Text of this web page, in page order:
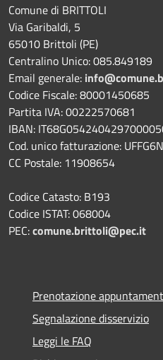
Comune di BRITTOLI
Via Garibaldi, 5
65010 Brittoli (PE)
Centralino Unico: 085.849189
Email generale:
Codice Fiscale: 80001450685
Partita IVA: 00222570681
IBAN:
Cod. unico fatturazione: UFFG6N
CC Postale: 11908654
Codice Catasto: B193
Codice ISTAT: 068004
PEC:comune.brittoli@pec.it
Prenotazione
Segnalazione disservizio
Leggi le FAQ